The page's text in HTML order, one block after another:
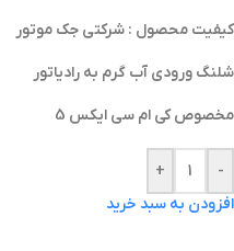
کیفیت محصول : شرکتی جک موتور
شلنگ ورودی آب گرم به رادیاتور
مخصوص کی ام سی ایکس 5
-
+
افزودن به سبد خرید